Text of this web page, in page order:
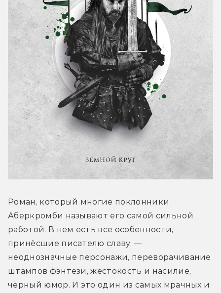
Роман, который многие поклонники
Аберкромби называют его самой сильной
работой. В нем есть все особенности,
принёсшие писателю славу, —
неоднозначные персонажи, переворачивание
штампов фэнтези, жестокость и насилие,
чёрный юмор. И это один из самых мрачных и